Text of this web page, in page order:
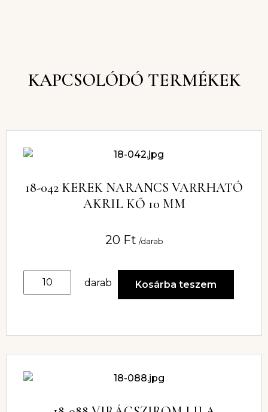
KAPCSOLÓDÓ TERMÉKEK
18-042 KEREK NARANCS VARRHATÓ
AKRIL KŐ 10 MM
20 Ft /darab
darab Kosárba teszem